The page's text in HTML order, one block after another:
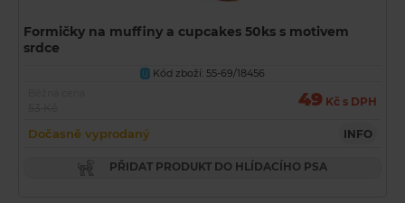
Formičky na muffiny a cupcakes 50ks s motivem
srdce
U
Kód zboží: 55-69/18456
49 Kč s DPH
Dočasně vyprodaný INFO
PŘIDAT PRODUKT DO HLÍDACÍHO PSA